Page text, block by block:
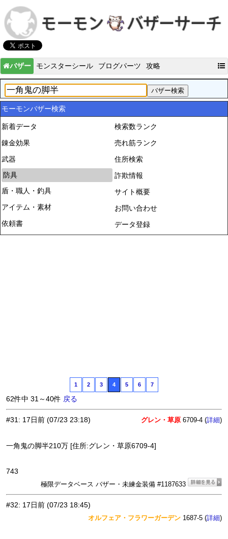
バザー モンスターシール ブログパーツ 攻略
モーモンバザー検索
新着データ
錬金効果
武器
防具
盾・職人・釣具
アイテム・素材
依頼書
検索数ランク
売れ筋ランク
住所検索
詐欺情報
サイト概要
お問い合わせ
データ登録
1 2 3 4 5 6 7
62件中 31～40件 戻る
#31: 17日前 (07/23 23:18) グレン・草原 6709-4 (詳細)
一角鬼の脚半210万 [住所:グレン・草原6709-4]
743
極限データベース バザー・未練金装備 #1187633
#32: 17日前 (07/23 18:45)
オルフェア・フラワーガーデン 1687-5 (詳細)